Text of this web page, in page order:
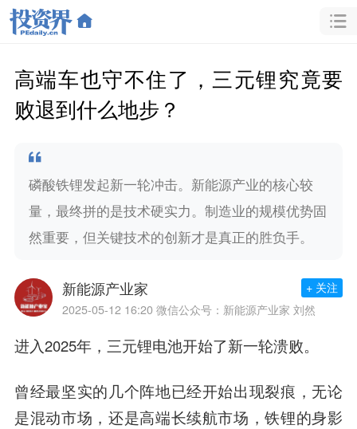
高端车也守不住了，三元锂究竟要
败退到什么地步？
磷酸铁锂发起新一轮冲击。新能源产业的核心较
量，最终拼的是技术硬实力。制造业的规模优势固
然重要，但关键技术的创新才是真正的胜负手。
新能源产业家
2025-05-12 16:20 微信公众号：新能源产业家 刘然
+ 关注
进入2025年，三元锂电池开始了新一轮溃败。
曾经最坚实的几个阵地已经开始出现裂痕，无论
是混动市场，还是高端长续航市场，铁锂的身影